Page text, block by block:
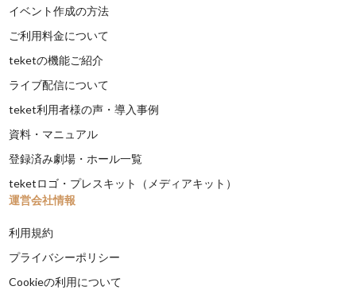
イベント作成の方法
ご利用料金について
teketの機能ご紹介
ライブ配信について
teket利用者様の声・導入事例
資料・マニュアル
登録済み劇場・ホール一覧
teketロゴ・プレスキット（メディアキット）
運営会社情報
利用規約
プライバシーポリシー
Cookieの利用について